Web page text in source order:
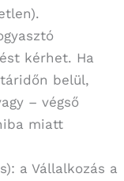
kérhet. Ha
belül,
– végső
miatt
a Vállalkozás a